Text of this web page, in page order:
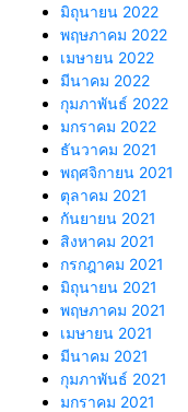
มิถุนายน 2022
พฤษภาคม 2022
เมษายน 2022
มีนาคม 2022
กุมภาพันธ์ 2022
มกราคม 2022
ธันวาคม 2021
พฤศจิกายน 2021
ตุลาคม 2021
กันยายน 2021
สิงหาคม 2021
กรกฎาคม 2021
มิถุนายน 2021
พฤษภาคม 2021
เมษายน 2021
มีนาคม 2021
กุมภาพันธ์ 2021
มกราคม 2021